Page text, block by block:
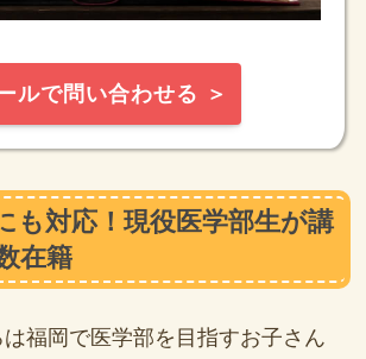
ルで問い合わせる ＞
も対応！現役医学部生が講
在籍
福岡で医学部を目指すお子さん